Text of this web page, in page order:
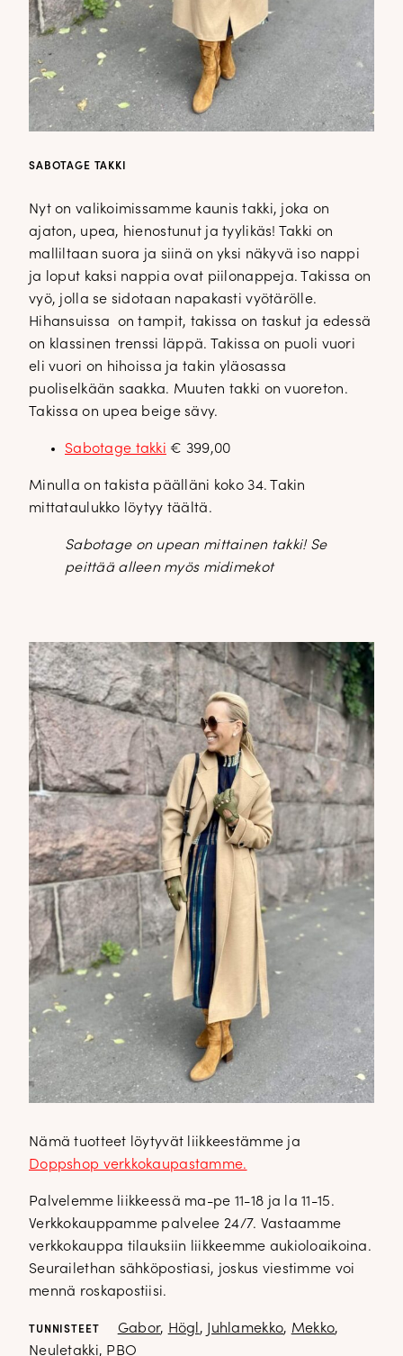
SABOTAGE TAKKI
Nyt on valikoimissamme kaunis takki, joka on
ajaton, upea, hienostunut ja tyylikäs! Takki on
malliltaan suora ja siinä on yksi näkyvä iso nappi
ja loput kaksi nappia ovat piilonappeja. Takissa on
vyö, jolla se sidotaan napakasti vyötärölle.
Hihansuissa on tampit, takissa on taskut ja edessä
on klassinen trenssi läppä. Takissa on puoli vuori
eli vuori on hihoissa ja takin yläosassa
puoliselkään saakka. Muuten takki on vuoreton.
Takissa on upea beige sävy.
Sabotage takki € 399,00
Minulla on takista päälläni koko 34. Takin
mittataulukko löytyy täältä.
Sabotage on upean mittainen takki! Se
peittää alleen myös midimekot
Nämä tuotteet löytyvät liikkeestämme ja
Doppshop verkkokaupastamme.
Palvelemme liikkeessä ma-pe 11-18 ja la 11-15.
Verkkokauppamme palvelee 24/7. Vastaamme
verkkokauppa tilauksiin liikkeemme aukioloaikoina.
Seurailethan sähköpostiasi, joskus viestimme voi
mennä roskapostiisi.
TUNNISTEET Gabor, Högl , Juhlamekko, Mekko,
Neuletakki, PBO